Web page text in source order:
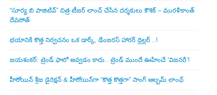
“సూర్య బి పాజిటివ్” చిత్ర టీజర్ లాంచ్ చేసిన‌ దర్శకులు కౌశిక్ – మురళీకాంత్
దేవసోత్
భయానికి కొత్త నిర్వచనం ఒక డార్క్, డేంజరస్ హారర్ థ్రిల్లర్ ..!
జయశంకర్: ట్రెండ్‌ ఫాలో అవ్వడం కాదు.. ట్రెండ్‌ ముందే ఊహించే ‘విజనరీ’!
హీరోయిన్ శ్రీజ డైరెక్ష‌న్ & హీరోయిన్‌గా “కొత్త కొత్తగా” సాంగ్ ఆల్బమ్ లాంఛ్